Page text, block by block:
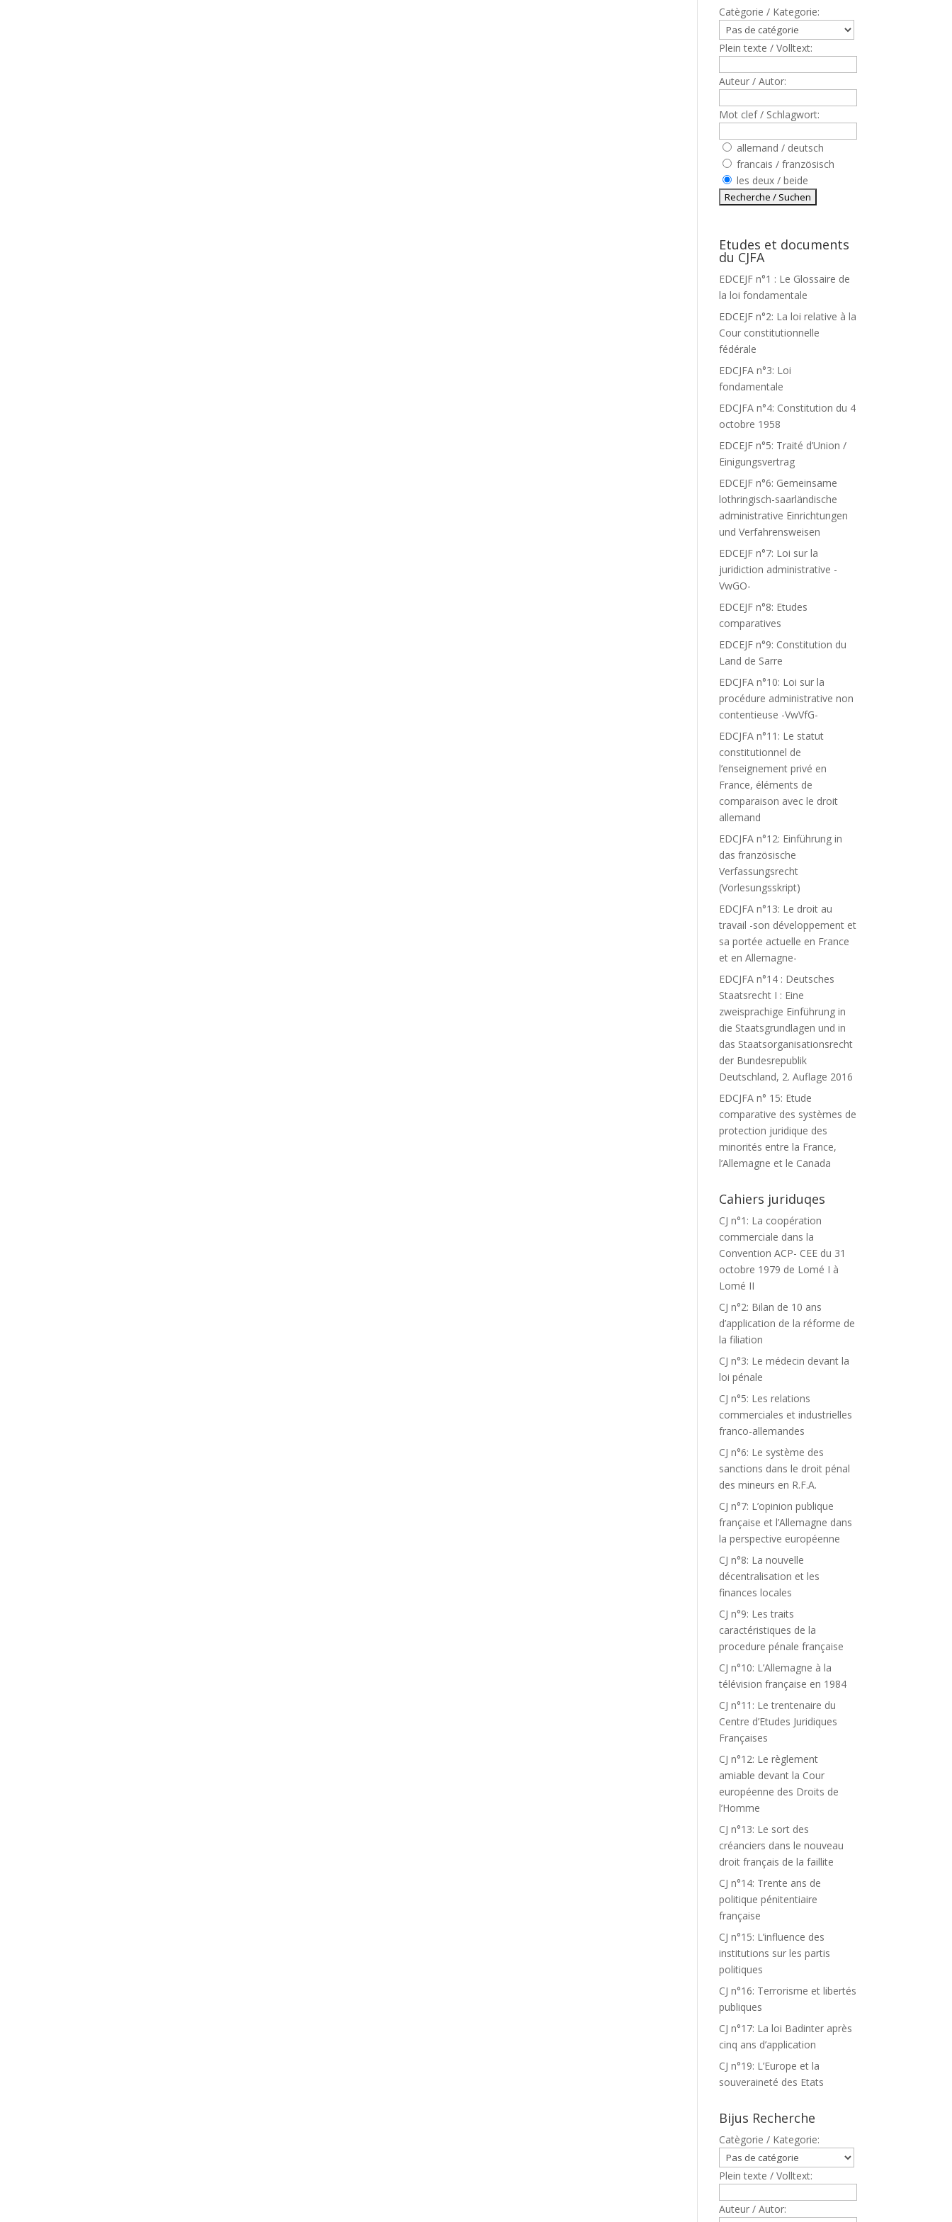
Catègorie / Kategorie:
Plein texte / Volltext:
Auteur / Autor:
Mot clef / Schlagwort:
allemand / deutsch
francais / französisch
les deux / beide
Etudes et documents
du CJFA
EDCEJF n°1 : Le Glossaire de
la loi fondamentale
EDCEJF n°2: La loi relative à la
Cour constitutionnelle
fédérale
EDCJFA n°3: Loi
fondamentale
EDCJFA n°4: Constitution du 4
octobre 1958
EDCEJF n°5: Traité d’Union /
Einigungsvertrag
EDCEJF n°6: Gemeinsame
lothringisch-saarländische
administrative Einrichtungen
und Verfahrensweisen
EDCEJF n°7: Loi sur la
juridiction administrative -
VwGO-
EDCEJF n°8: Etudes
comparatives
EDCEJF n°9: Constitution du
Land de Sarre
EDCJFA n°10: Loi sur la
procédure administrative non
contentieuse -VwVfG-
EDCJFA n°11: Le statut
constitutionnel de
l’enseignement privé en
France, éléments de
comparaison avec le droit
allemand
EDCJFA n°12: Einführung in
das französische
Verfassungsrecht
(Vorlesungsskript)
EDCJFA n°13: Le droit au
travail -son développement et
sa portée actuelle en France
et en Allemagne-
EDCJFA n°14 : Deutsches
Staatsrecht I : Eine
zweisprachige Einführung in
die Staatsgrundlagen und in
das Staatsorganisationsrecht
der Bundesrepublik
Deutschland, 2. Auflage 2016
EDCJFA n° 15: Etude
comparative des systèmes de
protection juridique des
minorités entre la France,
l’Allemagne et le Canada
Cahiers juriduqes
CJ n°1: La coopération
commerciale dans la
Convention ACP- CEE du 31
octobre 1979 de Lomé I à
Lomé II
CJ n°2: Bilan de 10 ans
d’application de la réforme de
la filiation
CJ n°3: Le médecin devant la
loi pénale
CJ n°5: Les relations
commerciales et industrielles
franco-allemandes
CJ n°6: Le système des
sanctions dans le droit pénal
des mineurs en R.F.A.
CJ n°7: L’opinion publique
française et l’Allemagne dans
la perspective européenne
CJ n°8: La nouvelle
décentralisation et les
finances locales
CJ n°9: Les traits
caractéristiques de la
procedure pénale française
CJ n°10: L’Allemagne à la
télévision française en 1984
CJ n°11: Le trentenaire du
Centre d’Etudes Juridiques
Françaises
CJ n°12: Le règlement
amiable devant la Cour
européenne des Droits de
l’Homme
CJ n°13: Le sort des
créanciers dans le nouveau
droit français de la faillite
CJ n°14: Trente ans de
politique pénitentiaire
française
CJ n°15: L’influence des
institutions sur les partis
politiques
CJ n°16: Terrorisme et libertés
publiques
CJ n°17: La loi Badinter après
cinq ans d’application
CJ n°19: L’Europe et la
souveraineté des Etats
Bijus Recherche
Catègorie / Kategorie:
Plein texte / Volltext:
Auteur / Autor: